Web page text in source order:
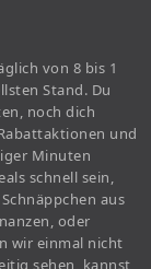
von 8 bis 1
Stand. Du
noch dich
und
Minuten
schnell sein,
aus
oder
wir einmal nicht
sehen, kannst